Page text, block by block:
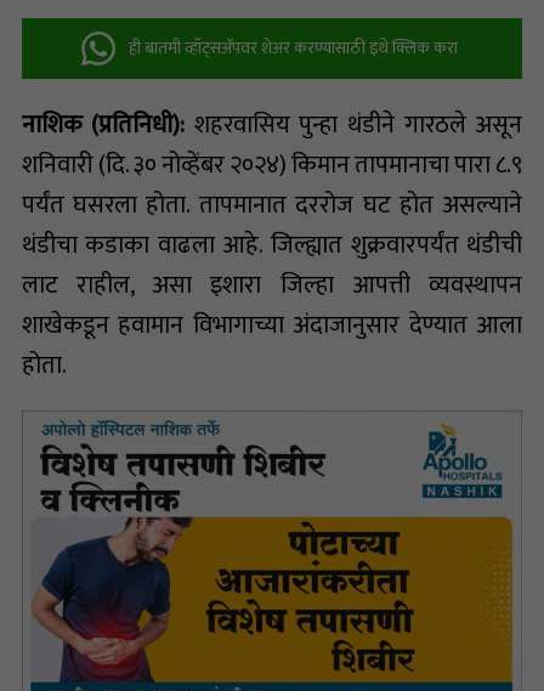
ही बातमी व्हॉट्सअ‍ॅपवर शेअर करण्यासाठी इथे क्लिक करा
नाशिक (प्रतिनिधी): शहरवासिय पुन्हा थंडीने गारठले असून
शनिवारी (दि. ३० नोव्हेंबर २०२४) किमान तापमानाचा पारा ८.९
पर्यंत घसरला होता. तापमानात दररोज घट होत असल्याने
थंडीचा कडाका वाढला आहे. जिल्ह्यात शुक्रवारपर्यंत थंडीची
लाट राहील, असा इशारा जिल्हा आपत्ती व्यवस्थापन
शाखेकडून हवामान विभागाच्या अंदाजानुसार देण्यात आला
होता.